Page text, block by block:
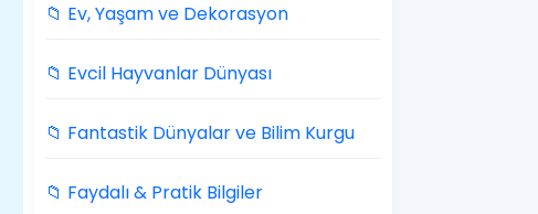
📁 Ev, Yaşam ve Dekorasyon
📁 Evcil Hayvanlar Dünyası
📁 Fantastik Dünyalar ve Bilim Kurgu
📁 Faydalı & Pratik Bilgiler